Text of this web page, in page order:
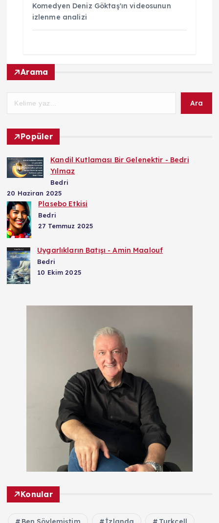
Komedyen Deniz Göktaş'ın videosunun
izlenme analizi
Arama
Ara
Popüler
Kandil Kutlaması Bir Gelenektir - Bedri
Yılmaz
Bedri
20 Haziran 2025
Plasebo Etkisi
Bedri
27 Temmuz 2025
Uygarlıkların Batışı - Amin Maalouf
Bedri
10 Ekim 2025
Konular